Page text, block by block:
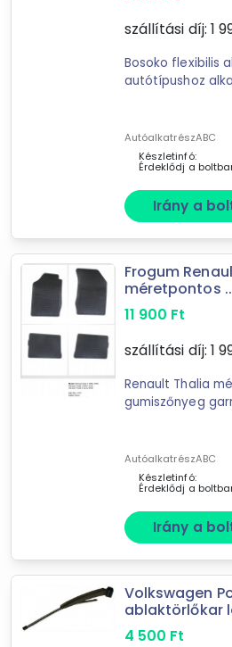
Mást is keresel? Válogass a
Forgalmazók
AutóalkatrészABC
Autofejlesztes.hu
XuPe.hu
szállítási díj: 1
Bosoko flexibilis
autótípushoz
AutóalkatrészABC
Készletinfó:
Érdeklődj a
Irány a
Frogum
méretpontos
11 900 Ft
szállítási díj: 1
Renault Thalia
gumiszőnyeg
AutóalkatrészABC
Készletinfó:
Érdeklődj a
Irány a
Volkswagen
ablaktörlőkar
4 500 Ft